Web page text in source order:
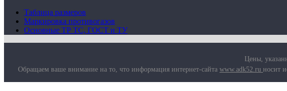
Таблица размеров
Маркировка противогазов
Основные ТР ТС, ГОСТ и ТУ
Цены,
Обращаем ваше внимание на то, что информация интернет-сайта www.adk52.ru носит